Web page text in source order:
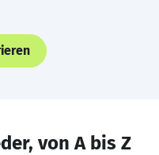
von A bis Z